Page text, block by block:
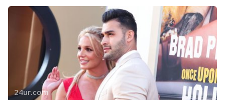
24ur.com